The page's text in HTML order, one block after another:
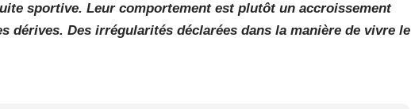
sportive. Leur comportement est plutôt un accroissement
dérives. Des irrégularités déclarées dans la manière de vivre le